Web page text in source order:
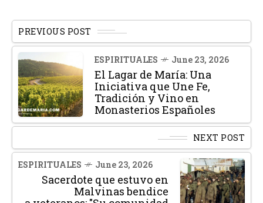
PREVIOUS POST
ESPIRITUALES June 23, 2026
El Lagar de María: Una
Iniciativa que Une Fe,
Tradición y Vino en
Monasterios Españoles
NEXT POST
ESPIRITUALES June 23, 2026
Sacerdote que estuvo en
Malvinas bendice